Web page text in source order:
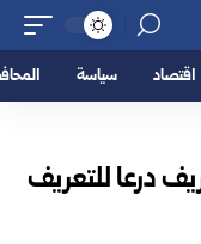
اقتصاد سياسة
درعا للتعريف